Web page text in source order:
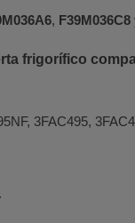
, F39M036C8
frigorífico
3FAC495,